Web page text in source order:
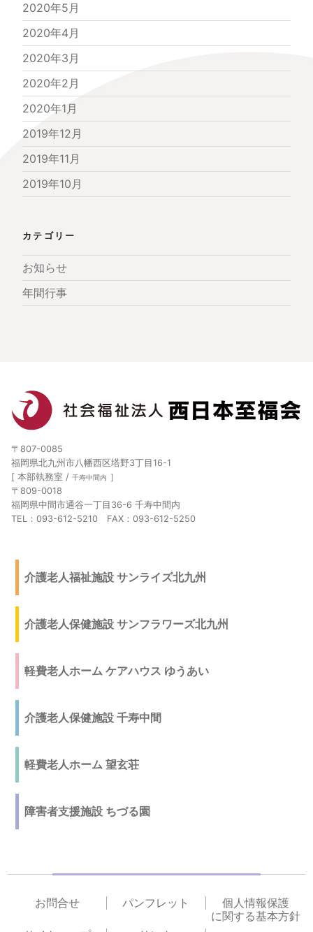
2020年5月
2020年4月
2020年3月
2020年2月
2020年1月
2019年12月
2019年11月
2019年10月
カテゴリー
お知らせ
年間行事
〒807-0085
福岡県北九州市八幡西区塔野3丁目16-1
[ 本部執務室 / 千寿中間内 ］
〒809-0018
福岡県中間市通谷一丁目36-6 千寿中間内
TEL：093-612-5210 FAX：093-612-5250
介護老人福祉施設 サンライズ北九州
介護老人保健施設 サンフラワーズ北九州
軽費老人ホーム ケアハウス ゆうあい
介護老人保健施設 千寿中間
軽費老人ホーム 望玄荘
障害者支援施設 ちづる園
お問合せ パンフレット
個人情報保護
に関する基本方針